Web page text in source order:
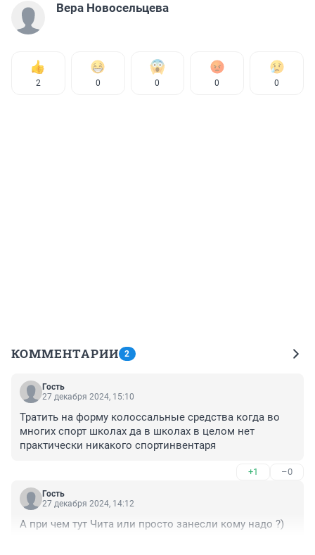
Вера Новосельцева
2 0 0 0 0
КОММЕНТАРИИ 2
Гость
27 декабря 2024, 15:10
Тратить на форму колоссальные средства когда во
многих спорт школах да в школах в целом нет
практически никакого спортинвентаря
+1 –0
Гость
27 декабря 2024, 14:12
А при чем тут Чита или просто занесли кому надо ?)